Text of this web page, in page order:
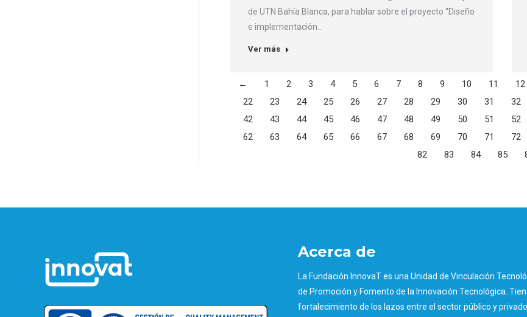
de UTN Bahía Blanca, para hablar sobre el proyecto “Diseño
e implementación…
Ver más
← 1 2 3 4 5 6 7 8 9 10 11 12
22
23 24 25 26 27 28 29 30 31 32
42
43 44 45 46 47 48 49 50 51 52
62
63 64 65 66 67 68 69 70 71 72
82
83 84 85
Acerca de
La Fundación InnovaT es una Unidad de Vinculación
de Promoción y Fomento de la Innovación Tecnológica.
fortalecimiento de los lazos entre el sector público y